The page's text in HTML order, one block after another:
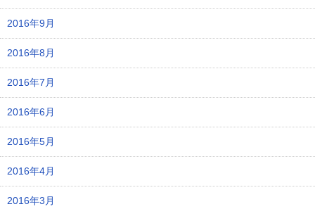
2016年9月
2016年8月
2016年7月
2016年6月
2016年5月
2016年4月
2016年3月